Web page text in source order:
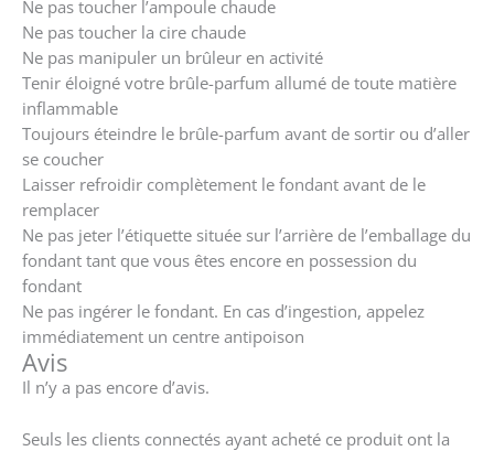
Ne pas toucher l’ampoule chaude
Ne pas toucher la cire chaude
Ne pas manipuler un brûleur en activité
Tenir éloigné votre brûle-parfum allumé de toute matière
inflammable
Toujours éteindre le brûle-parfum avant de sortir ou d’aller
se coucher
Laisser refroidir complètement le fondant avant de le
remplacer
Ne pas jeter l’étiquette située sur l’arrière de l’emballage du
fondant tant que vous êtes encore en possession du
fondant
Ne pas ingérer le fondant. En cas d’ingestion, appelez
immédiatement un centre antipoison
Avis
Il n’y a pas encore d’avis.
Seuls les clients connectés ayant acheté ce produit ont la